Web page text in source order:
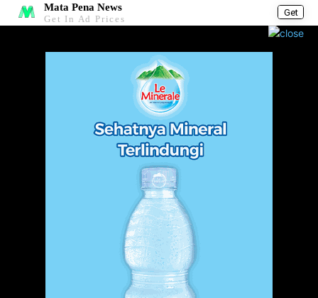
Get
Mata Pena News
Get In Ad Prices